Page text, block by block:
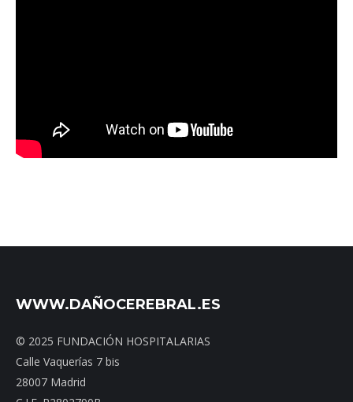
WWW.DAÑOCEREBRAL.ES
© 2025 FUNDACIÓN HOSPITALARIAS
Calle Vaquerías 7 bis
28007 Madrid